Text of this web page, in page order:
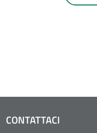
CONTATTACI